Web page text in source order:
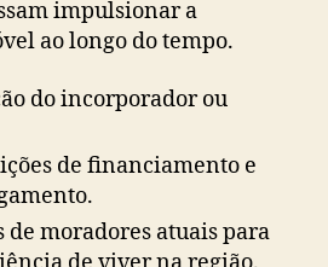
impulsionar a
ao longo do tempo.
do incorporador ou
de financiamento e
de moradores atuais para